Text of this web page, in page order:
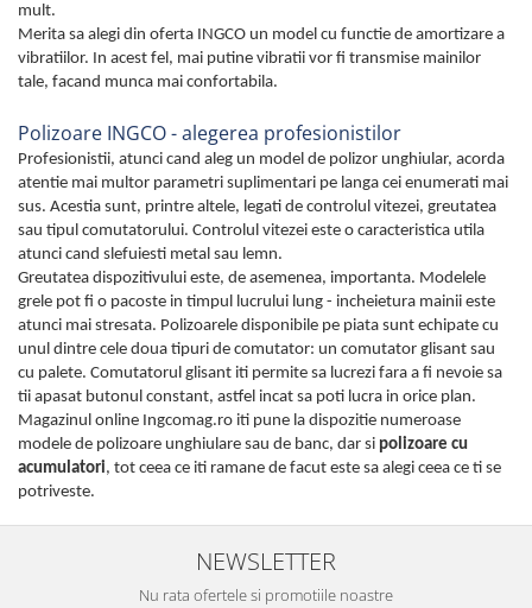
mult.
Merita sa alegi din oferta INGCO un model cu functie de amortizare a
vibratiilor. In acest fel, mai putine vibratii vor fi transmise mainilor
tale, facand munca mai confortabila.
Polizoare INGCO - alegerea profesionistilor
Profesionistii, atunci cand aleg un model de polizor unghiular, acorda
atentie mai multor parametri suplimentari pe langa cei enumerati mai
sus. Acestia sunt, printre altele, legati de controlul vitezei, greutatea
sau tipul comutatorului. Controlul vitezei este o caracteristica utila
atunci cand slefuiesti metal sau lemn.
Greutatea dispozitivului este, de asemenea, importanta. Modelele
grele pot fi o pacoste in timpul lucrului lung - incheietura mainii este
atunci mai stresata. Polizoarele disponibile pe piata sunt echipate cu
unul dintre cele doua tipuri de comutator: un comutator glisant sau
cu palete. Comutatorul glisant iti permite sa lucrezi fara a fi nevoie sa
tii apasat butonul constant, astfel incat sa poti lucra in orice plan.
Magazinul online Ingcomag.ro iti pune la dispozitie numeroase
modele de polizoare unghiulare sau de banc, dar si polizoare cu
acumulatori, tot ceea ce iti ramane de facut este sa alegi ceea ce ti se
potriveste.
NEWSLETTER
Nu rata ofertele si promotiile noastre